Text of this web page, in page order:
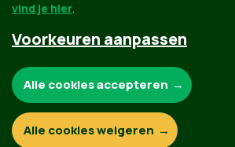
Groen.be
© Copyright Groen 2026 | Gemaakt met NationBuilder
Contact Privacybeleid
vind je hier.
Voorkeuren aanpassen
Functionele en analytische cookies:
Alle cookies accepteren
Alle cookies weigeren